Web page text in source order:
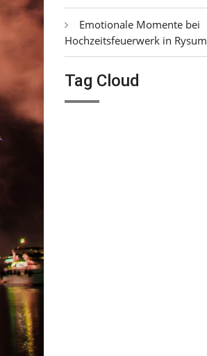
Emotionale Momente bei
Hochzeitsfeuerwerk in Rysum
Tag Cloud